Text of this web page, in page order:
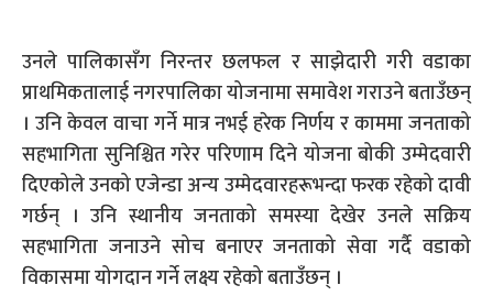
उनले पालिकासँग निरन्तर छलफल र साझेदारी गरी वडाका
प्राथमिकतालाई नगरपालिका योजनामा समावेश गराउने बताउँछन्
। उनि केवल वाचा गर्ने मात्र नभई हरेक निर्णय र काममा जनताको
सहभागिता सुनिश्चित गरेर परिणाम दिने योजना बोकी उम्मेदवारी
दिएकोले उनको एजेन्डा अन्य उम्मेदवारहरूभन्दा फरक रहेको दावी
गर्छन् । उनि स्थानीय जनताको समस्या देखेर उनले सक्रिय
सहभागिता जनाउने सोच बनाएर जनताको सेवा गर्दै वडाको
विकासमा योगदान गर्ने लक्ष्य रहेको बताउँछन् ।